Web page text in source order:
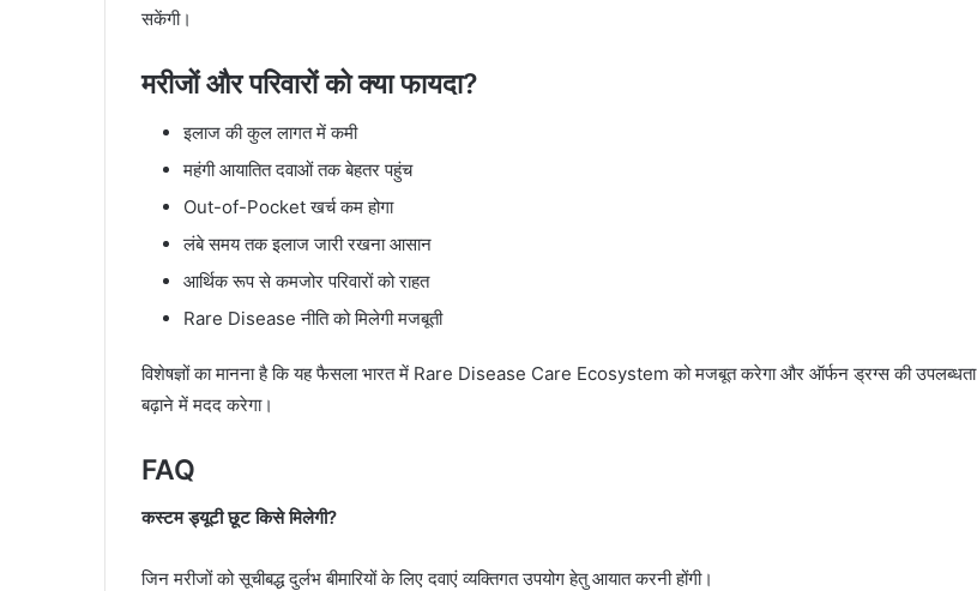
सकेंगी।
मरीजों और परिवारों को क्या फायदा?
इलाज की कुल लागत में कमी
महंगी आयातित दवाओं तक बेहतर पहुंच
Out-of-Pocket खर्च कम होगा
लंबे समय तक इलाज जारी रखना आसान
आर्थिक रूप से कमजोर परिवारों को राहत
Rare Disease नीति को मिलेगी मजबूती
विशेषज्ञों का मानना है कि यह फैसला भारत में Rare Disease Care Ecosystem को मजबूत करेगा और ऑर्फन ड्रग्स की उपलब्धता
बढ़ाने में मदद करेगा।
FAQ
कस्टम ड्यूटी छूट किसे मिलेगी?
जिन मरीजों को सूचीबद्ध दुर्लभ बीमारियों के लिए दवाएं व्यक्तिगत उपयोग हेतु आयात करनी होंगी।